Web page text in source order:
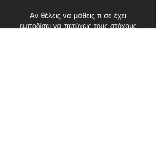
Αν θέλεις να μάθεις τι σε έχει
εμποδίσει να πετύχεις τους στόχους